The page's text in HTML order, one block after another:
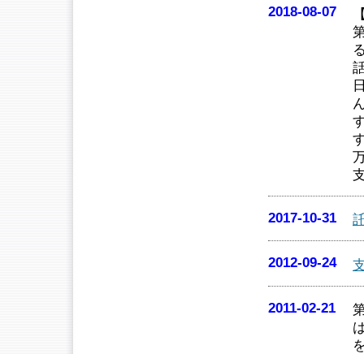
2018-08-07
2017-10-31
2012-09-24
2011-02-21